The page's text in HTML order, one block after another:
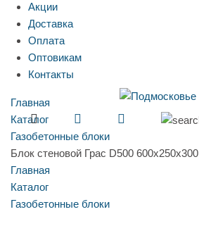
Акции
Доставка
Оплата
Оптовикам
Контакты
Главная
Каталог
Газобетонные блоки
Блок стеновой Грас D500 600x250x300
Главная
Каталог
Газобетонные блоки